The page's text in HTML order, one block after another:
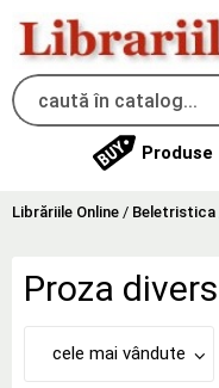
Produse
Librăriile Online / Beletristica
Proza
cele mai vândute